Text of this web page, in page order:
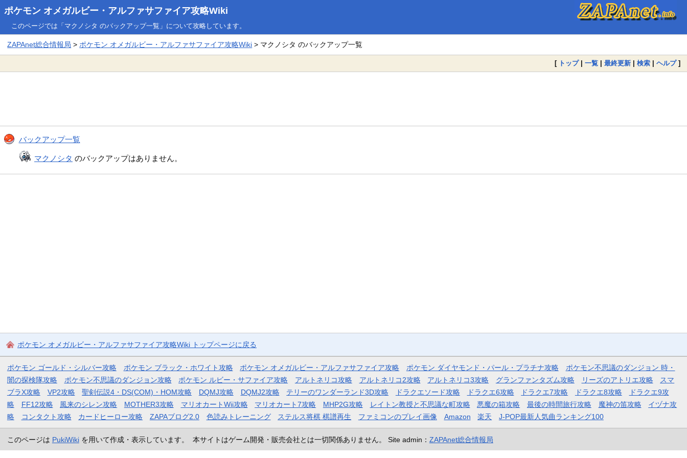
ポケモン オメガルビー・アルファサファイア攻略Wiki
このページでは「マクノシタ のバックアップ一覧」について攻略しています。
ZAPAnet総合情報局 >ポケモン オメガルビー・アルファサファイア攻略Wiki > マクノシタ のバックアップ一覧
[ トップ| 一覧 | 最終更新 | 検索 | ヘルプ]
バックアップ一覧
マクノシタ のバックアップはありません。
ポケモン オメガルビー・アルファサファイア攻略Wiki トップページに戻る
ポケモン ゴールド・シルバー攻略 ポケモン ブラック・ホワイト攻略 ポケモン オメガルビー・アルファサファイア攻略 ポケモン ダイヤモンド・パール・プラチナ攻略
ポケモン不思議のダンジョン 時・
闇の探検隊攻略
ポケモン不思議のダンジョン攻略 ポケモン ルビー・サファイア攻略 アルトネリコ攻略 アルトネリコ2攻略 アルトネリコ3攻略 グランファンタズム攻略 リーズのアトリエ攻略
スマ
ブラX攻略
VP2攻略 聖剣伝説4・DS(COM)・HOM攻略 DQMJ攻略 DQMJ2攻略 テリーのワンダーランド3D攻略 ドラクエソード攻略 ドラクエ6攻略 ドラクエ7攻略 ドラクエ8攻略
ドラクエ9攻
略
FF12攻略 風来のシレン攻略 MOTHER3攻略 マリオカートWii攻略 マリオカート7攻略 MHP2G攻略 レイトン教授と不思議な町攻略 悪魔の箱攻略 最後の時間旅行攻略 魔神の笛攻略
イヅナ攻
略
コンタクト攻略 カードヒーロー攻略 ZAPAブログ2.0 色読みトレーニング ステルス将棋 棋譜再生 ファミコンのプレイ画像 Amazon 楽天 J-POP最新人気曲ランキング100
このページは PukiWikiを用いて作成・表示しています。 本サイトはゲーム開発・販売会社とは一切関係ありません。 Site admin： ZAPAnet総合情報局